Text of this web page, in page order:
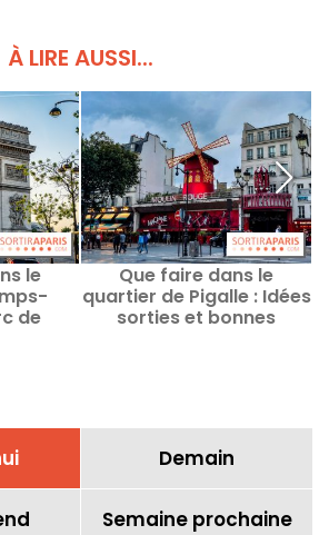
À LIRE AUSSI...
le
de
Que faire dans le
quartier de Pigalle : Idées
sorties et bonnes
Demain
Semaine prochaine